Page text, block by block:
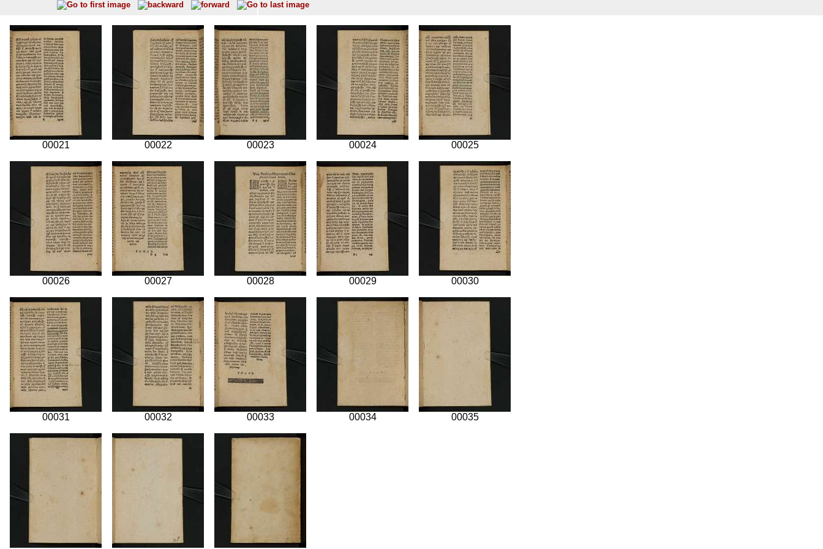
00021 00022 00023 00024 00025
00026 00027 00028 00029 00030
00031 00032 00033 00034 00035